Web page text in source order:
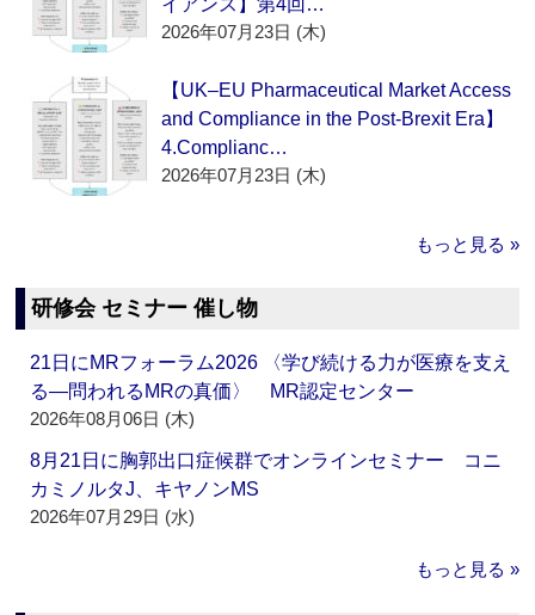
イアンス】第4回…
2026年07月23日 (木)
【UK–EU Pharmaceutical Market Access
and Compliance in the Post-Brexit Era】
4.Complianc…
2026年07月23日 (木)
もっと見る »
研修会 セミナー 催し物
21日にMRフォーラム2026 〈学び続ける力が医療を支え
る―問われるMRの真価〉 MR認定センター
2026年08月06日 (木)
8月21日に胸郭出口症候群でオンラインセミナー コニ
カミノルタJ、キヤノンMS
2026年07月29日 (水)
もっと見る »